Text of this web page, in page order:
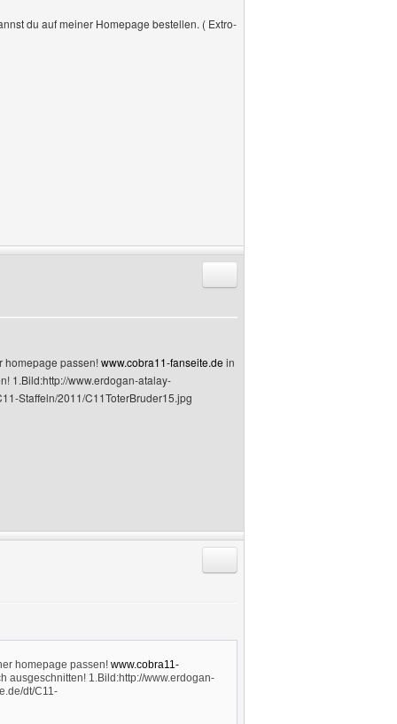
du auf meiner Homepage bestellen. ( Extro-
homepage passen!www.cobra11-fanseite.de in
1.Bild:http://www.erdogan-atalay-
Staffeln/2011/C11ToterBruder15.jpg
homepage passen! www.cobra11-
ausgeschnitten! 1.Bild:http://www.erdogan-
dt/C11-